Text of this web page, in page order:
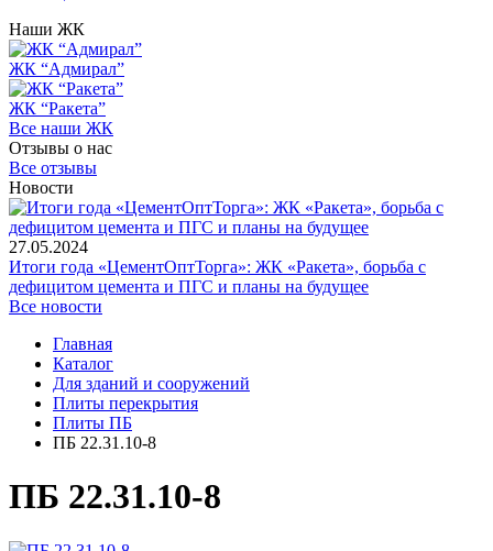
Наши ЖК
ЖК “Адмирал”
ЖК “Ракета”
Все наши ЖК
Отзывы о нас
Все отзывы
Новости
27.05.2024
Итоги года «ЦементОптТорга»: ЖК «Ракета», борьба с
дефицитом цемента и ПГС и планы на будущее
Все новости
Главная
Каталог
Для зданий и сооружений
Плиты перекрытия
Плиты ПБ
ПБ 22.31.10-8
ПБ 22.31.10-8